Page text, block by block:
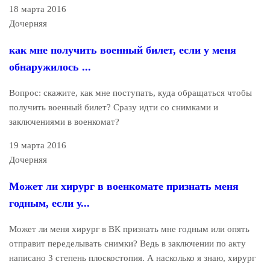
18 марта 2016
Дочерняя
как мне получить военный билет, если у меня
обнаружилось ...
Вопрос: скажите, как мне поступать, куда обращаться чтобы
получить военный билет? Сразу идти со снимками и
заключениями в военкомат?
19 марта 2016
Дочерняя
Может ли хирург в военкомате признать меня
годным, если у...
Может ли меня хирург в ВК признать мне годным или опять
отправит переделывать снимки? Ведь в заключении по акту
написано 3 степень плоскостопия. А насколько я знаю, хирург